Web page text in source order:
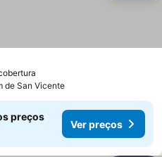
preços
de San Vicente
preços
Ver preços